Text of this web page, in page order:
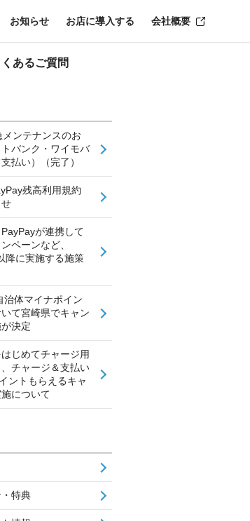
くあるご質問
お知らせ お店に導入する 会社概要
ンテナンスのお
バンク・ワイモバ
払い）（完了）
残高利用規約
が連携して
ペーンなど、
降に実施する施策
治体マイナポイン
いて宮崎県でキャン
決定
はじめてチャージ用
チャージ＆支払い
ントもらえるキャ
について
特典